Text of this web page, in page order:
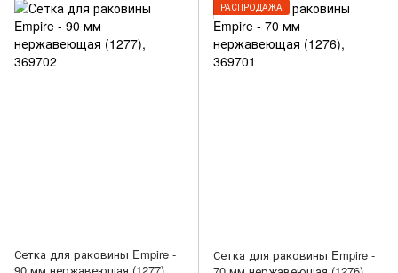
Сетка для раковины Empire -
РАСПРОДАЖА
Сетка для раковины Empire -